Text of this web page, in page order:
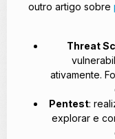
outro artigo sobre
Threat
ativamente.
Pentest:
explorar e